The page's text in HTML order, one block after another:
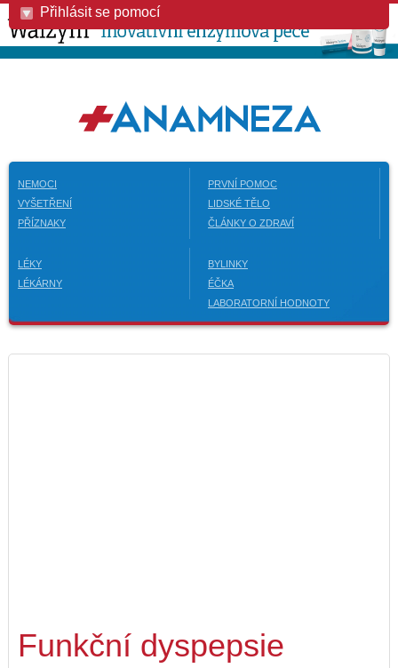
Přihlásit se pomocí
NEMOCI
VYŠETŘENÍ
PŘÍZNAKY
PRVNÍ POMOC
LIDSKÉ TĚLO
ČLÁNKY O ZDRAVÍ
LÉKY
LÉKÁRNY
BYLINKY
ÉČKA
LABORATORNÍ HODNOTY
Funkční dyspepsie